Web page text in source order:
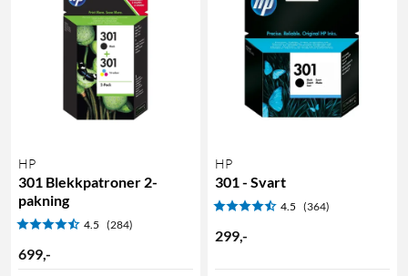
HP
301 Blekkpatroner 2-
pakning
4.5 (284)
699,-
HP
301 - Svart
4.5 (364)
299,-